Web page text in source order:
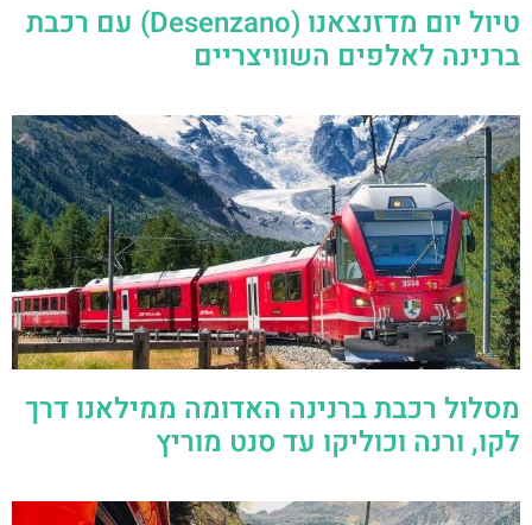
טיול יום מדזנצאנו (Desenzano) עם רכבת
ברנינה לאלפים השוויצריים
מסלול רכבת ברנינה האדומה ממילאנו דרך
לקו, ורנה וכוליקו עד סנט מוריץ